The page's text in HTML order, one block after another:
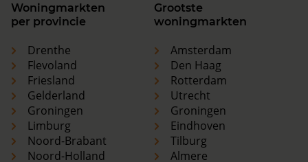
Woningmarkten
per provincie
Drenthe
Flevoland
Friesland
Gelderland
Groningen
Limburg
Noord-Brabant
Noord-Holland
Grootste
woningmarkten
Amsterdam
Den Haag
Rotterdam
Utrecht
Groningen
Eindhoven
Tilburg
Almere